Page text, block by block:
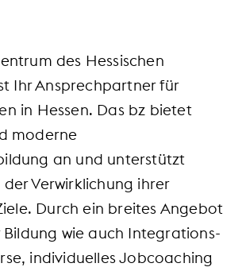
des Hessischen
Ihr Ansprechpartner für
in Hessen. Das bz bietet
moderne
an und unterstützt
Verwirklichung ihrer
Durch ein breites Angebot
wie auch Integrations-
individuelles Jobcoaching